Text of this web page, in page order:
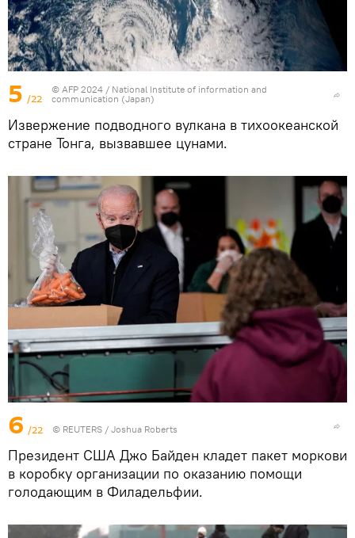
5 /22
© AFP 2024 / National Institute of information and
communication (Japan)
Извержение подводного вулкана в тихоокеанской
стране Тонга, вызвавшее цунами.
6 /22 © REUTERS / Joshua Roberts
Президент США Джо Байден кладет пакет моркови
в коробку организации по оказанию помощи
голодающим в Филадельфии.